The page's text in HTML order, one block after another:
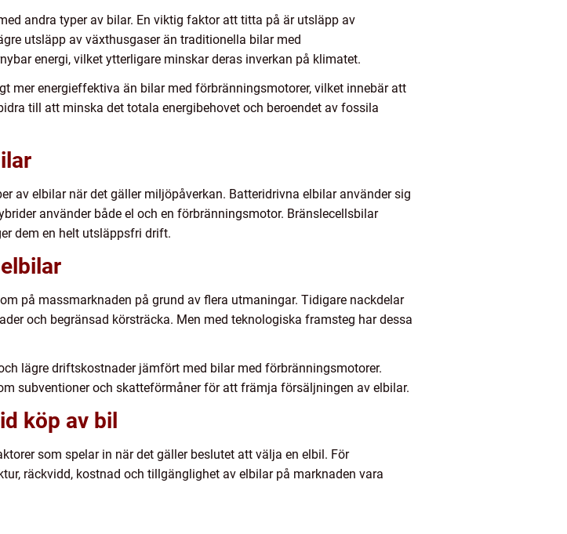
andra typer av bilar. En viktig faktor att titta på är utsläpp av
utsläpp av växthusgaser än traditionella bilar med
energi, vilket ytterligare minskar deras inverkan på klimatet.
mer energieffektiva än bilar med förbränningsmotorer, vilket innebär att
till att minska det totala energibehovet och beroendet av fossila
av elbilar när det gäller miljöpåverkan. Batteridrivna elbilar använder sig
använder både el och en förbränningsmotor. Bränslecellsbilar
dem en helt utsläppsfri drift.
på massmarknaden på grund av flera utmaningar. Tidigare nackdelar
och begränsad körsträcka. Men med teknologiska framsteg har dessa
lägre driftskostnader jämfört med bilar med förbränningsmotorer.
subventioner och skatteförmåner för att främja försäljningen av elbilar.
köp av bil
som spelar in när det gäller beslutet att välja en elbil. För
räckvidd, kostnad och tillgänglighet av elbilar på marknaden vara